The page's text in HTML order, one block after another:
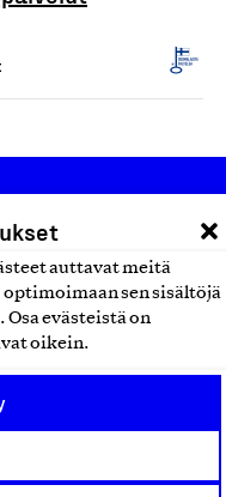
auttavat meitä
sen sisältöjä
evästeistä on
oikein.
yhteiskunnan kirjo
yli 100 vuotta sitten